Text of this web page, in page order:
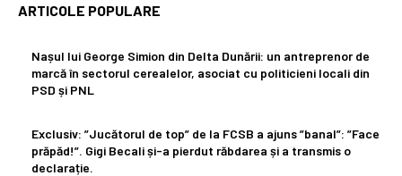
ARTICOLE POPULARE
Nașul lui George Simion din Delta Dunării: un antreprenor de
marcă în sectorul cerealelor, asociat cu politicieni locali din
PSD și PNL
Exclusiv: ”Jucătorul de top” de la FCSB a ajuns ”banal”: ”Face
prăpăd!”. Gigi Becali și-a pierdut răbdarea și a transmis o
declarație.